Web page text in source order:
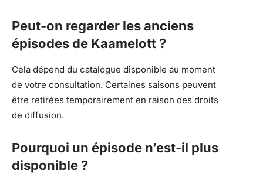
Peut-on regarder les anciens
épisodes de Kaamelott ?
Cela dépend du catalogue disponible au moment
de votre consultation. Certaines saisons peuvent
être retirées temporairement en raison des droits
de diffusion.
Pourquoi un épisode n’est-il plus
disponible ?